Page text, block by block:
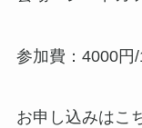
参加費：4000円/
お申し込みはこ